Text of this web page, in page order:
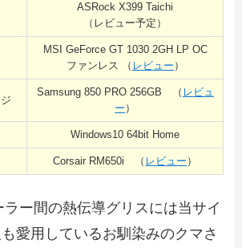
ASRock X399 Taichi
（レビュー予定）
MSI GeForce GT 1030 2GH LP OC
ファンレス （ レビュー ）
Samsung 850 PRO 256GB （ レビュ
ー ）
Windows10 64bit Home
Corsair RM650i （ レビュー ）
ー間の熱伝導グリスには当サイ
愛用しているお馴染みのクマさ